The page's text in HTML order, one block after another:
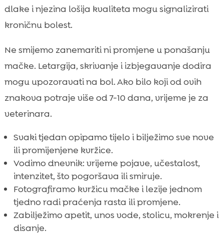
dlake i njezina lošija kvaliteta mogu signalizirati
kroničnu bolest.
Ne smijemo zanemariti ni promjene u ponašanju
mačke. Letargija, skrivanje i izbjegavanje dodira
mogu upozoravati na bol. Ako bilo koji od ovih
znakova potraje više od 7-10 dana, vrijeme je za
veterinara.
Svaki tjedan opipamo tijelo i bilježimo sve nove
ili promijenjene kvržice.
Vodimo dnevnik: vrijeme pojave, učestalost,
intenzitet, što pogoršava ili smiruje.
Fotografiramo kvržicu mačke i lezije jednom
tjedno radi praćenja rasta ili promjene.
Zabilježimo apetit, unos vode, stolicu, mokrenje i
disanje.